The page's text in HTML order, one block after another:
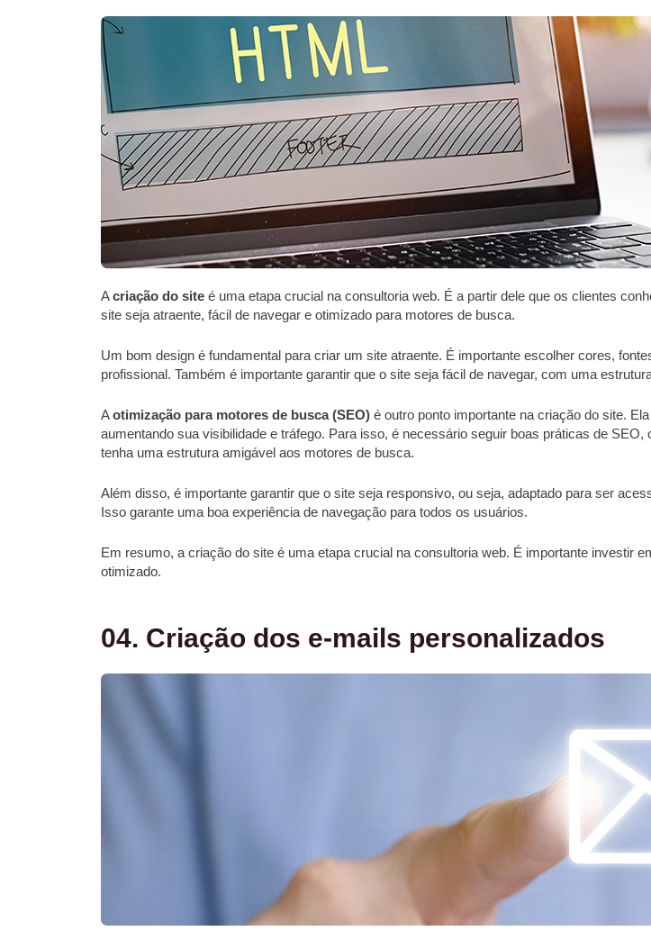
Acriação do site é uma etapa crucial na consultoria web. É a partir dele que os clientes
site seja atraente, fácil de navegar e otimizado para motores de busca.
Um bom design é fundamental para criar um site atraente. É importante escolher cores,
profissional. Também é importante garantir que o site seja fácil de navegar, com uma
Aotimização para motores de busca (SEO) é outro ponto importante na criação do site.
aumentando sua visibilidade e tráfego. Para isso, é necessário seguir boas práticas de
tenha uma estrutura amigável aos motores de busca.
Além disso, é importante garantir que o site seja responsivo, ou seja, adaptado para ser
Isso garante uma boa experiência de navegação para todos os usuários.
Em resumo, a criação do site é uma etapa crucial na consultoria web. É importante investir
otimizado.
04. Criação dos e-mails personalizados